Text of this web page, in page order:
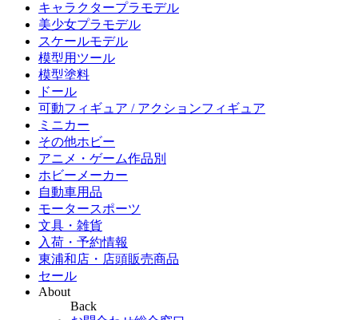
キャラクタープラモデル
美少女プラモデル
スケールモデル
模型用ツール
模型塗料
ドール
可動フィギュア / アクションフィギュア
ミニカー
その他ホビー
アニメ・ゲーム作品別
ホビーメーカー
自動車用品
モータースポーツ
文具・雑貨
入荷・予約情報
東浦和店・店頭販売商品
セール
About
Back